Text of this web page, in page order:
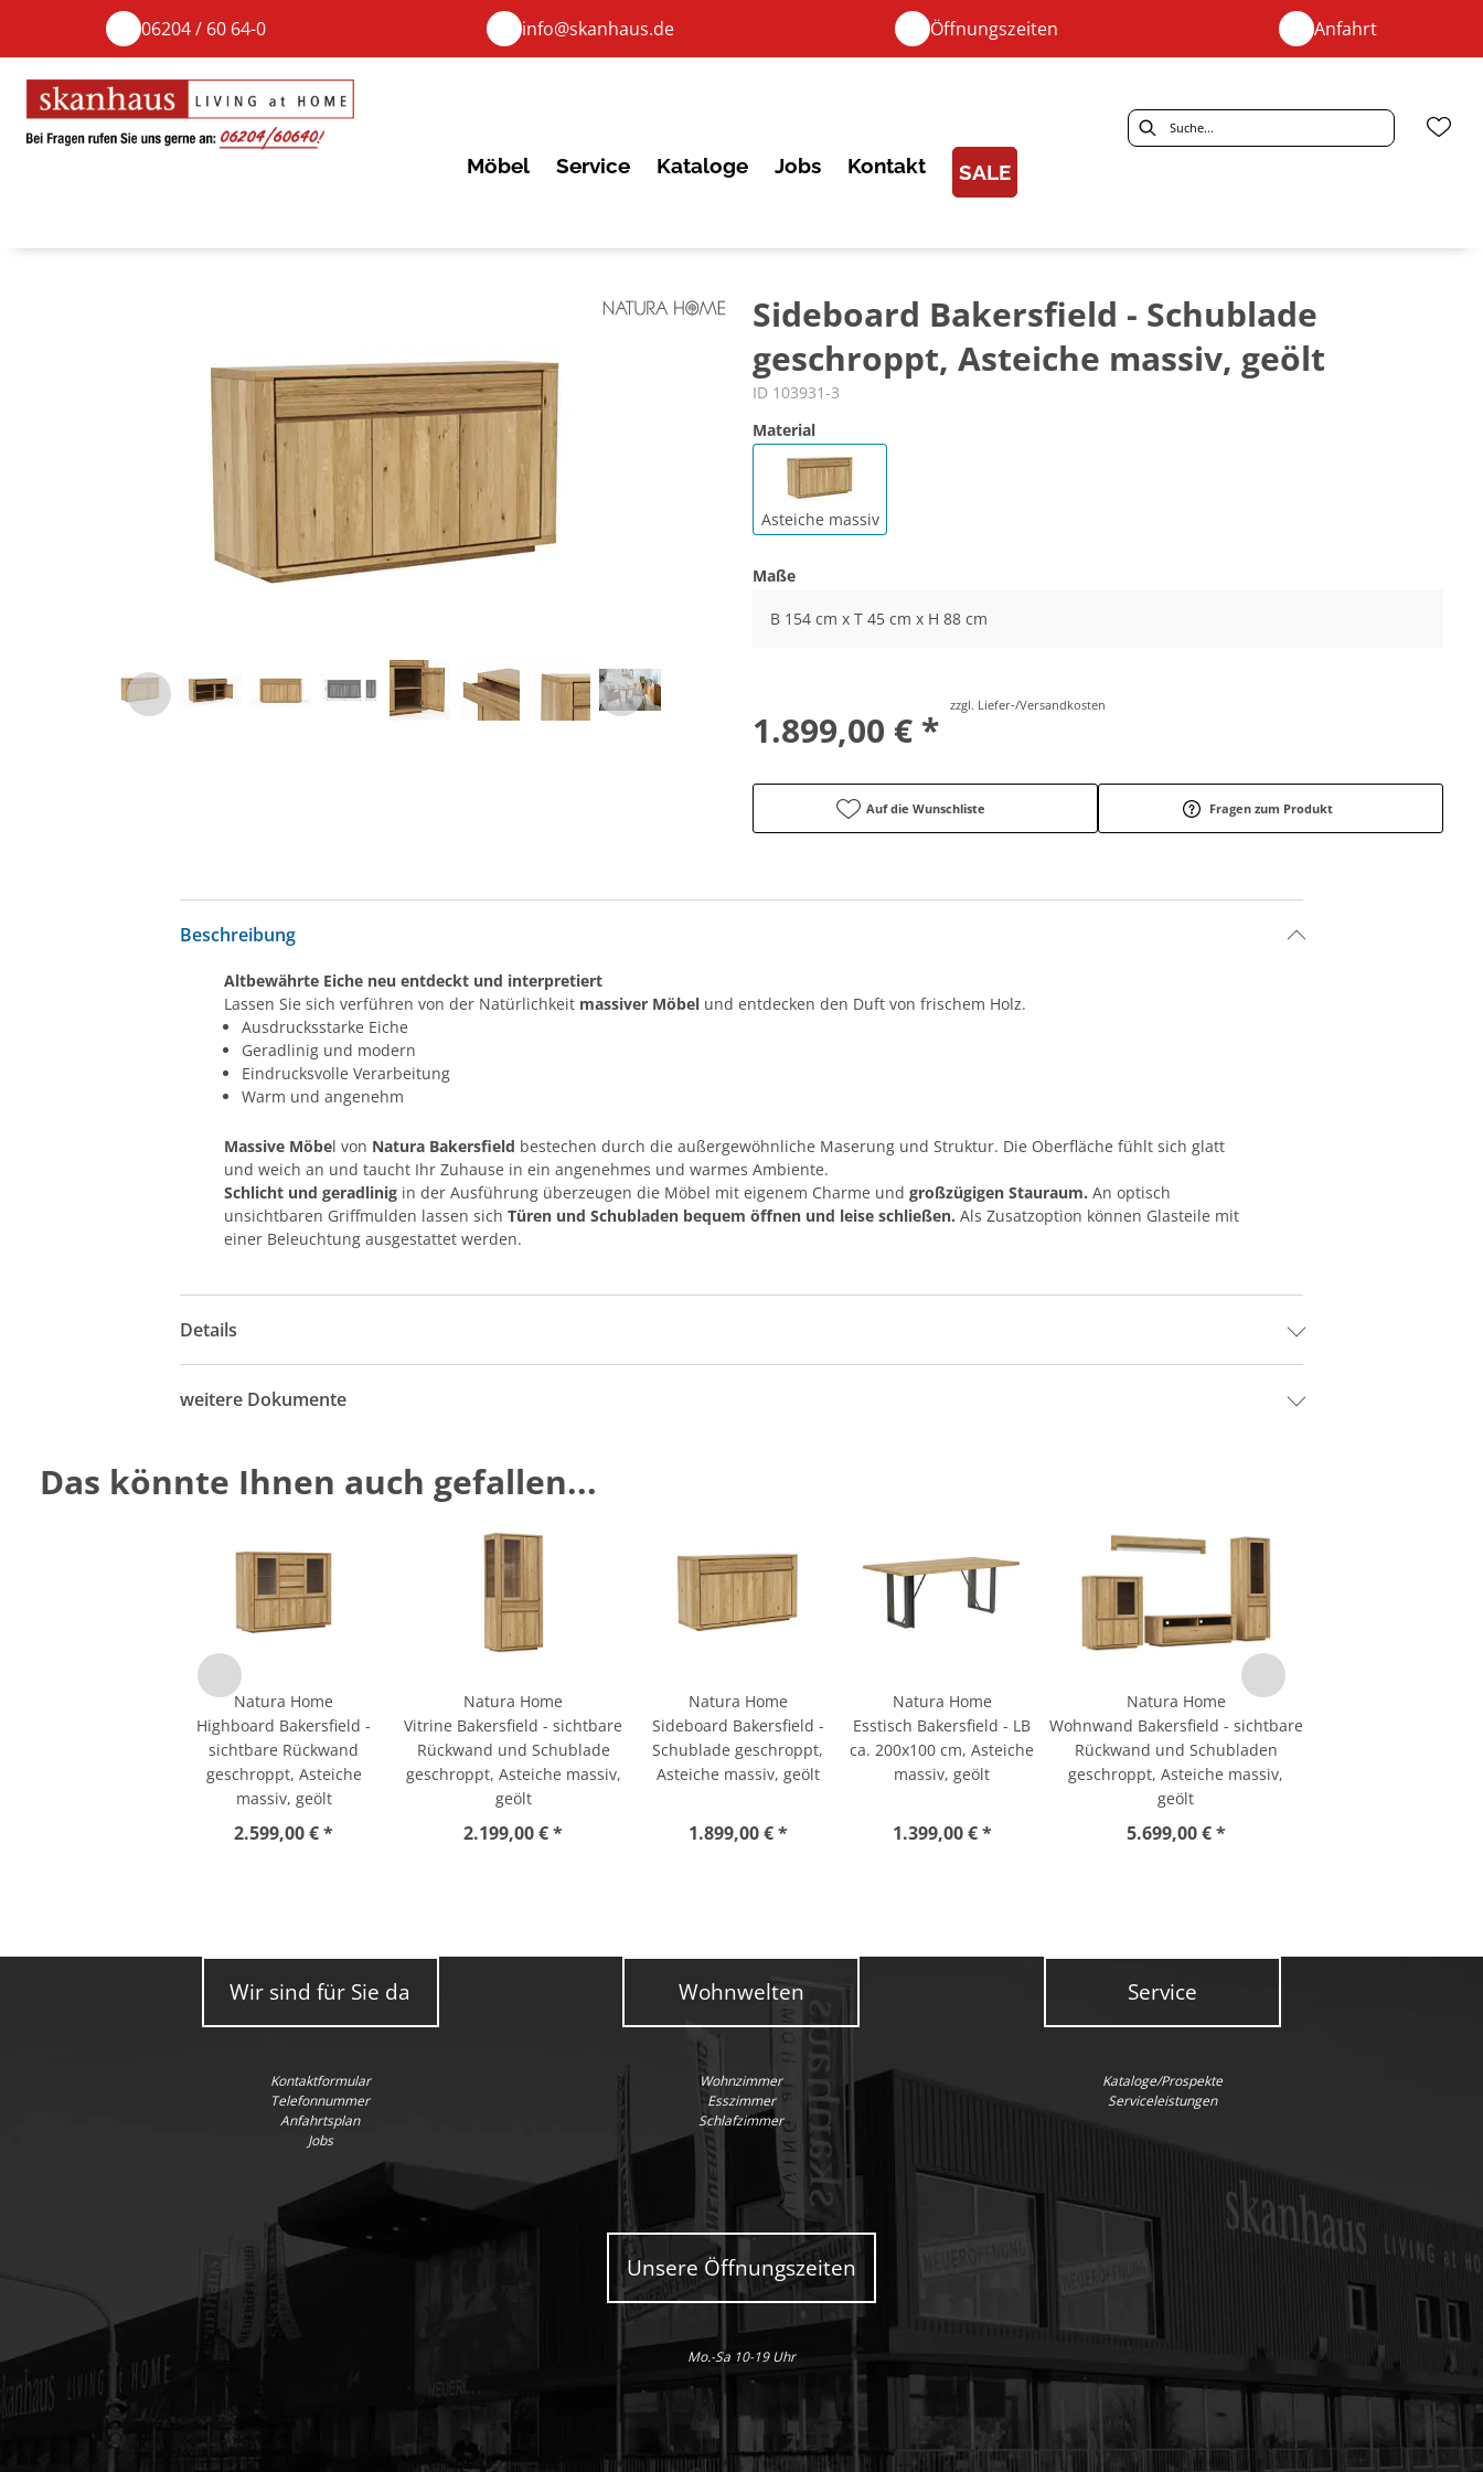
06204 / 60 64-0 info@skanhaus.de Öffnungszeiten Anfahrt
Möbel Service Kataloge Jobs Kontakt SALE
Sideboard Bakersfield - Schublade
geschroppt, Asteiche massiv, geölt
ID 103931-3
Material
Asteiche massiv
Maße
B 154 cm x T 45 cm x H 88 cm
1.899,00 € *
zzgl. Liefer-/Versandkosten
Auf die Wunschliste Fragen zum Produkt
Beschreibung
Altbewährte Eiche neu entdeckt und interpretiert
Lassen Sie sich verführen von der Natürlichkeit massiver Möbel und entdecken den Duft von frischem Holz.
Ausdrucksstarke Eiche
Geradlinig und modern
Eindrucksvolle Verarbeitung
Warm und angenehm
Massive Möbel von Natura Bakersfield bestechen durch die außergewöhnliche Maserung und Struktur. Die Oberfläche fühlt sich glatt
und weich an und taucht Ihr Zuhause in ein angenehmes und warmes Ambiente.
Schlicht und geradlinig in der Ausführung überzeugen die Möbel mit eigenem Charme undgroßzügigen Stauraum. An optisch
unsichtbaren Griffmulden lassen sich Türen und Schubladen bequem öffnen und leise schließen. Als Zusatzoption können Glasteile mit
einer Beleuchtung ausgestattet werden.
Details
weitere Dokumente
Das könnte Ihnen auch gefallen...
Natura Home
Highboard Bakersfield -
sichtbare Rückwand
geschroppt, Asteiche
massiv, geölt
2.599,00 € *
Natura Home
Vitrine Bakersfield - sichtbare
Rückwand und Schublade
geschroppt, Asteiche massiv,
geölt
2.199,00 € *
Natura Home
Sideboard Bakersfield -
Schublade geschroppt,
Asteiche massiv, geölt
1.899,00 € *
Natura Home
Esstisch Bakersfield - LB
ca. 200x100 cm, Asteiche
massiv, geölt
1.399,00 € *
Natura Home
Wohnwand Bakersfield - sichtbare
Rückwand und Schubladen
geschroppt, Asteiche massiv,
geölt
5.699,00 € *
Wir sind für Sie da
Kontaktformular
Telefonnummer
Anfahrtsplan
Jobs
Wohnwelten
Wohnzimmer
Esszimmer
Schlafzimmer
Service
Kataloge/Prospekte
Serviceleistungen
Unsere Öffnungszeiten
Mo.-Sa 10-19 Uhr